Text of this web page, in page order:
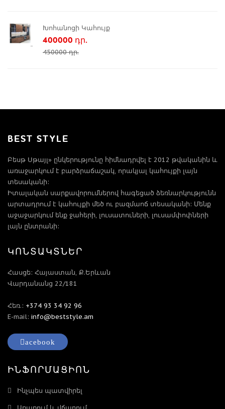
Խոհանոցի Կահույք
400000 դր.
450000 դր.
BEST STYLE
Բեսթ Սթայլ» ընկերությունը հիմնադրվել է 2012 թվականին և
առաջարկում է բարձրաճաշակ, որակյալ կահույքի լայն
տեսականի:
Իտալական սարքավորումներով հագեցած ձեռնարկությունն
արտադրում է կահույքի մեծ ու բազմաոճ տեսականի: Մենք
աջաջարկում ենք ջահերի, լուսատուների, լուսամփոփների
լայն ընտրանի:
ԿՈՆՏԱԿՏՆԵՐ
Հասցե: Հայաստան, Ք.Երևան
Վարդանանց 22/181
Հեռ.: +374 93 34 92 96
E-mail: info@beststyle.am
acebook
ԻՆՖՈՐՄԱՑԻՈՆ
Ինչպես պատվիրել